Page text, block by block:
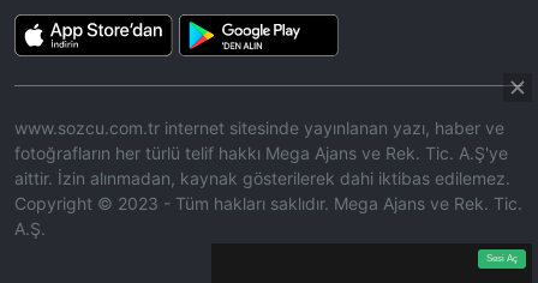
Aç
5.97%
Sesi Aç
www.sozcu.com.tr internet sitesinde yayınlanan yazı, haber ve
fotoğrafların her türlü telif hakkı Mega Ajans ve Rek. Tic. A.Ş'ye
aittir. İzin alınmadan, kaynak gösterilerek dahi iktibas edilemez.
Copyright © 2023 - Tüm hakları saklıdır. Mega Ajans ve Rek. Tic.
A.Ş.